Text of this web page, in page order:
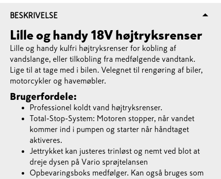
BESKRIVELSE
Lille og handy 18V højtryksrenser
Lille og handy kulfri højtryksrenser for kobling af
vandslange, eller tilkobling fra medfølgende vandtank.
Lige til at tage med i bilen. Velegnet til rengøring af biler,
motorcykler og havemøbler.
Brugerfordele:
Professionel koldt vand højtryksrenser.
Total-Stop-System: Motoren stopper, når vandet
kommer ind i pumpen og starter når håndtaget
aktiveres.
Jettrykket kan justeres trinløst og nemt ved blot at
dreje dysen på Vario sprøjtelansen
Opbevaringsboks medfølger. Kan også bruges som